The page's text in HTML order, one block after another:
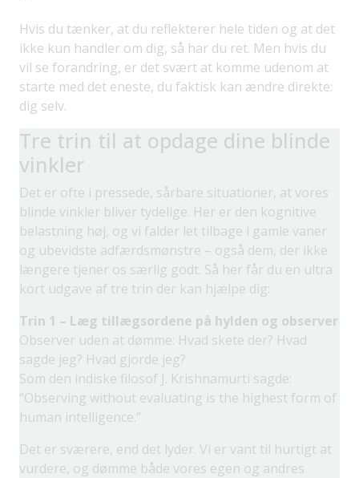
Hvis du tænker, at du reflekterer hele tiden og at det
ikke kun handler om dig, så har du ret. Men hvis du
vil se forandring, er det svært at komme udenom at
starte med det eneste, du faktisk kan ændre direkte:
dig selv.
Tre trin til at opdage dine blinde
vinkler
Det er ofte i pressede, sårbare situationer, at vores
blinde vinkler bliver tydelige. Her er den kognitive
belastning høj, og vi falder let tilbage i gamle vaner
og ubevidste adfærdsmønstre – også dem, der ikke
længere tjener os særlig godt. Så her får du en ultra
kort udgave af tre trin der kan hjælpe dig:
Trin 1 – Læg tillægsordene på hylden og observer
Observer uden at dømme: Hvad skete der? Hvad
sagde jeg? Hvad gjorde jeg?
Som den indiske filosof J. Krishnamurti sagde:
“Observing without evaluating is the highest form of
human intelligence.”
Det er sværere, end det lyder. Vi er vant til hurtigt at
vurdere, og dømme både vores egen og andres